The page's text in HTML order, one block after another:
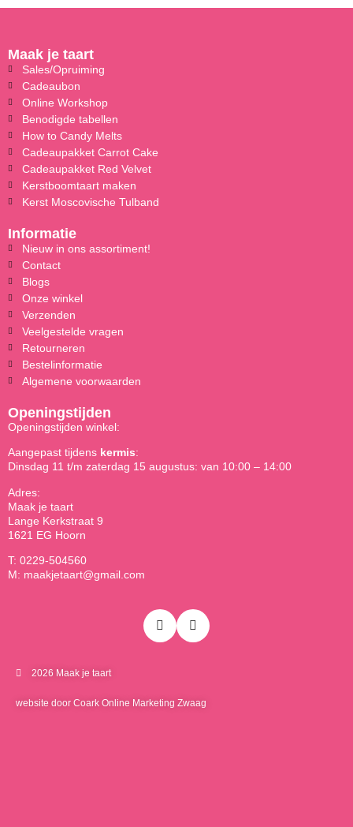
Maak je taart
Sales/Opruiming
Cadeaubon
Online Workshop
Benodigde tabellen
How to Candy Melts
Cadeaupakket Carrot Cake
Cadeaupakket Red Velvet
Kerstboomtaart maken
Kerst Moscovische Tulband
Informatie
Nieuw in ons assortiment!
Contact
Blogs
Onze winkel
Verzenden
Veelgestelde vragen
Retourneren
Bestelinformatie
Algemene voorwaarden
Openingstijden
Openingstijden winkel:
Aangepast tijdens kermis:
Dinsdag 11 t/m zaterdag 15 augustus: van 10:00 – 14:00
Adres:
Maak je taart
Lange Kerkstraat 9
1621 EG Hoorn
T: 0229-504560
M: maakjetaart@gmail.com
2026 Maak je taart
website door Coark Online Marketing Zwaag